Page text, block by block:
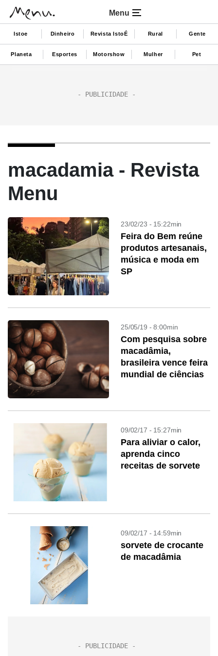
Menu
Istoe Dinheiro Revista IstoÉ Rural Gente
Planeta Esportes Motorshow Mulher Pet
macadamia - Revista
Menu
23/02/23 - 15:22min
Feira do Bem reúne
produtos artesanais,
música e moda em
SP
25/05/19 - 8:00min
Com pesquisa sobre
macadâmia,
brasileira vence feira
mundial de ciências
09/02/17 - 15:27min
Para aliviar o calor,
aprenda cinco
receitas de sorvete
09/02/17 - 14:59min
sorvete de crocante
de macadâmia